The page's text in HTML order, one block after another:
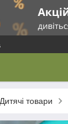
Дитячі товари